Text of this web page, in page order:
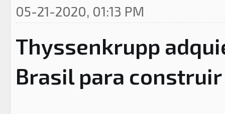
05-21-2020, 01:13 PM
Thyssenkrupp
Brasil para